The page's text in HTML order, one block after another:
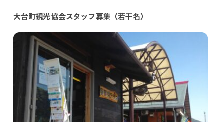
大台町観光協会スタッフ募集（若干名）